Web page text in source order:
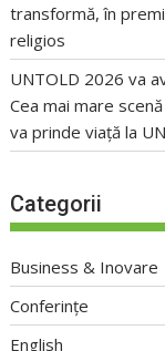
transformă, în
religios
UNTOLD 2026 va
Cea mai mare
va prinde viață la
Categorii
Business & Inovare
Conferințe
English